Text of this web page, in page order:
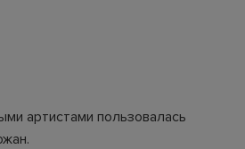
артистами пользовалась